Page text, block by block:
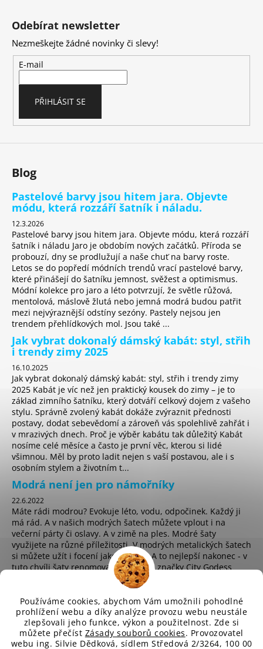
Používáme cookies, abychom Vám umožnili pohodlné
prohlížení webu a díky analýze provozu webu neustále
zlepšovali jeho funkce, výkon a použitelnost. Zde si
můžete přečíst Zásady souborů cookies. Provozovatel
webu ing. Silvie Dědková, sídlem Středová 2/3264, 100 00
a
c
k
v
s
u
Odebírat newsletter
Nezmeškejte žádné novinky či slevy!
E-mail
PŘIHLÁSIT SE
Blog
Pastelové barvy jsou hitem jara. Objevte
módu, která rozzáří šatník i náladu.
12.3.2026
Pastelové barvy jsou hitem jara. Objevte módu, která rozzáří
šatník i náladu Jaro je obdobím nových začátků. Příroda se
probouzí, dny se prodlužují a naše chuť na barvy roste.
Letos se do popředí módních trendů vrací pastelové barvy,
které přinášejí do šatníku jemnost, svěžest a optimismus.
Módní kolekce pro jaro a léto potvrzují, že světle růžová,
mentolová, máslově žlutá nebo jemná modrá budou patřit
mezi nejvýraznější odstíny sezóny. Pastely nejsou jen
trendem přehlídkových mol. Jsou také ...
Jak vybrat dokonalý dámský kabát: styl, střih
i trendy zimy 2025
16.10.2025
Jak vybrat dokonalý dámský kabát: styl, střih i trendy zimy
2025 Kabát je víc než jen praktický kousek do zimy – je to
základ zimního šatníku, který dotváří celkový dojem z vašeho
stylu. Správně zvolený kabát dokáže zvýraznit přednosti
postavy, dodat sebevědomí a zároveň vás spolehlivě zahřát i
v mrazivých dnech. Proč je výběr kabátu tak důležitý Kabát
nosíme celé měsíce a často je první věc, kterou si lidé
všimnou. Měl by proto ladit nejen s vaší postavou, ale i s
osobním stylem a životním t...
Modrá není jen pro námořníky
22.6.2022
Máte rádi modrou? Evokuje léto, vodu, odpočinek. Každý ji
má rád. A v našich modrých šatech můžete vplout i na
večerní párty či oslavy. A v zimě na ples. Modré šaty
využijete na různé příležitosti. V modrých metalických šatech
si můžete užít i focení jako hvězda. A to nejlepší nakonec - v
tuto chvíli šaty renomované anglické značky City Godess
koupíte za pouhých 225 Kč! ...
sd